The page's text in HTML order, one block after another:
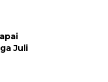
Juli